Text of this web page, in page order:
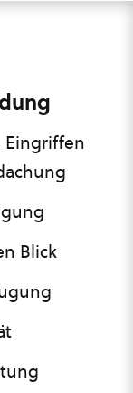
Eingriffen
Blick